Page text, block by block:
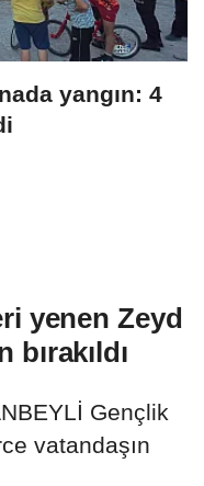
yangın: 4
yenen Zeyd
Gençlik
vatandaşın